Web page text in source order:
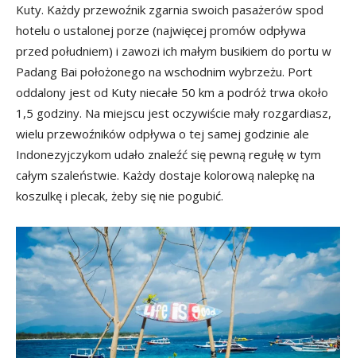
Kuty. Każdy przewoźnik zgarnia swoich pasażerów spod
hotelu o ustalonej porze (najwięcej promów odpływa
przed południem) i zawozi ich małym busikiem do portu w
Padang Bai położonego na wschodnim wybrzeżu. Port
oddalony jest od Kuty niecałe 50 km a podróż trwa około
1,5 godziny. Na miejscu jest oczywiście mały rozgardiasz,
wielu przewoźników odpływa o tej samej godzinie ale
Indonezyjczykom udało znaleźć się pewną regułę w tym
całym szaleństwie. Każdy dostaje kolorową nalepkę na
koszulkę i plecak, żeby się nie pogubić.